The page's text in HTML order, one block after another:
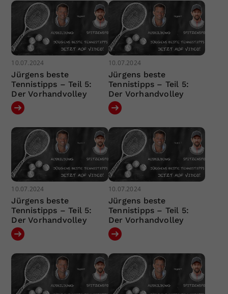
10.07.2024
Jürgens beste
Tennistipps – Teil 5:
Der Vorhandvolley
10.07.2024
Jürgens beste
Tennistipps – Teil 5:
Der Vorhandvolley
10.07.2024
Jürgens beste
Tennistipps – Teil 5:
Der Vorhandvolley
10.07.2024
Jürgens beste
Tennistipps – Teil 5:
Der Vorhandvolley